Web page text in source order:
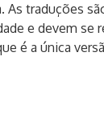
As traduções
e devem se
é a única